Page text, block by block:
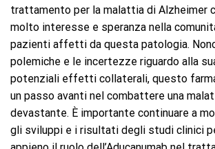
trattamento per la malattia di Alzheimer
molto interesse e speranza nella
pazienti affetti da questa patologia.
polemiche e le incertezze riguardo alla
potenziali effetti collaterali, questo
un passo avanti nel combattere una
devastante. È importante continuare a
gli sviluppi e i risultati degli studi clinici